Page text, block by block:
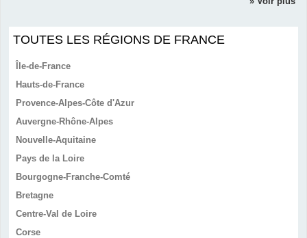
TOUTES LES RÉGIONS DE FRANCE
Île-de-France
Hauts-de-France
Provence-Alpes-Côte d'Azur
Auvergne-Rhône-Alpes
Nouvelle-Aquitaine
Pays de la Loire
Bourgogne-Franche-Comté
Bretagne
Centre-Val de Loire
Corse